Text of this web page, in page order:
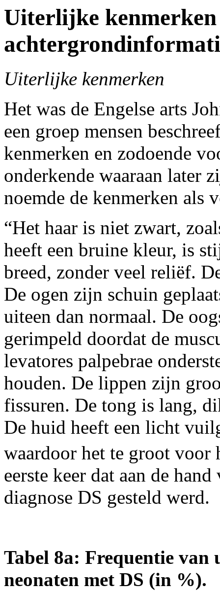
Uiterlijke kenmerken
Uiterlijke kenmerken
Het was de Engelse arts
een groep mensen
kenmerken en zodoende
onderkende waaraan later
noemde de kenmerken als
“Het haar is niet zwart,
heeft een bruine kleur, is
breed, zonder veel reliëf.
De ogen zijn schuin
uiteen dan normaal. De
gerimpeld doordat de
levatores palpebrae
houden. De lippen zijn
fissuren. De tong is lang,
De huid heeft een licht
waardoor het te groot voor
eerste keer dat aan de
diagnose DS gesteld werd.
Tabel 8a: Frequentie
neonaten met DS (in %).